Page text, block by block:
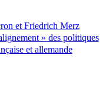
et Friedrich Merz
» des politiques
et allemande